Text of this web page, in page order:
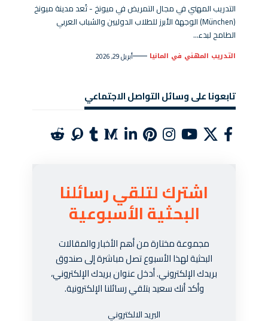
التدريب المهني في مجال التمريض في ميونخ - تُعد مدينة ميونخ
(München) الوجهة الأبرز للطلاب الدوليين والشباب العربي
الطامح لبدء…
التدريب المهني في المانيا أبريل 29, 2026
تابعونا على وسائل التواصل الاجتماعي
اشترك لتلقي رسائلنا
البحثية الأسبوعية
مجموعة مختارة من أهم الأخبار والمقالات
البحثية لهذا الأسبوع تصل مباشرة إلى صندوق
بريدك الإلكتروني. أدخل عنوان بريدك الإلكتروني،
وأكد أنك سعيد بتلقي رسائلنا الإلكترونية.
البريد الالكتروني